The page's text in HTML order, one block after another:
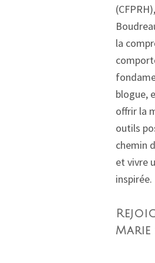
la
blogue,
offrir la
outils
chemin
et vivre
inspirée.